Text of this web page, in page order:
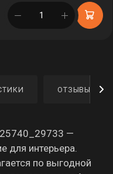
в корзине
ОТЗЫВЫ
—
для интерьера.
по выгодной